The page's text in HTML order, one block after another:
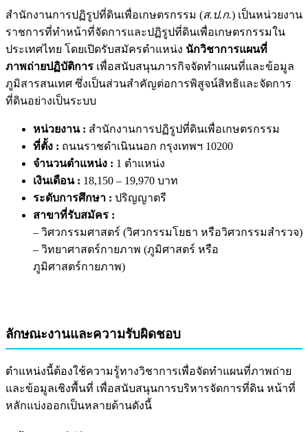
สำนักงานการปฏิรูปที่ดินเพื่อเกษตรกรรม (ส.ป.ก.) เป็นหน่วยงาน
ราชการที่ทำหน้าที่จัดการและปฏิรูปที่ดินเพื่อเกษตรกรรมใน
ประเทศไทย โดยเปิดรับสมัครตำแหน่ง นักวิชาการแผนที่
ภาพถ่ายปฏิบัติการ เพื่อสนับสนุนภารกิจจัดทำแผนที่และข้อมูล
ภูมิสารสนเทศ ซึ่งเป็นส่วนสำคัญต่อการพิสูจน์สิทธิและจัดการ
ที่ดินอย่างเป็นระบบ
หน่วยงาน : สำนักงานการปฏิรูปที่ดินเพื่อเกษตรกรรม
ที่ตั้ง : ถนนราชดำเนินนอก กรุงเทพฯ 10200
จำนวนตำแหน่ง : 1 ตำแหน่ง
เงินเดือน : 18,150 – 19,970 บาท
ระดับการศึกษา : ปริญญาตรี
สาขาที่รับสมัคร :
– วิศวกรรมศาสตร์ (วิศวกรรมโยธา หรือวิศวกรรมสำรวจ)
– วิทยาศาสตร์กายภาพ (ภูมิศาสตร์ หรือ
ภูมิศาสตร์กายภาพ)
ลักษณะงานและความรับผิดชอบ
ตำแหน่งนี้ต้องใช้ความรู้ทางวิชาการเพื่อจัดทำแผนที่ภาพถ่าย
และข้อมูลเชิงพื้นที่ เพื่อสนับสนุนการบริหารจัดการที่ดิน หน้าที่
หลักแบ่งออกเป็นหลายด้านดังนี้